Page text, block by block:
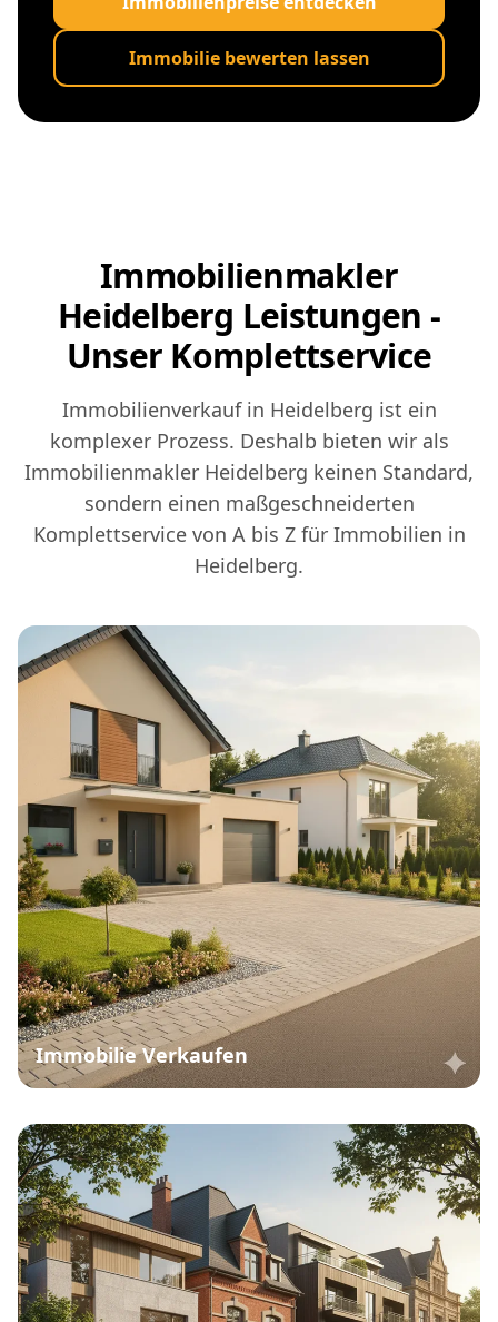
Immobilie bewerten lassen
Immobilienmakler
Heidelberg Leistungen -
Unser Komplettservice
Immobilienverkauf in Heidelberg ist ein
komplexer Prozess. Deshalb bieten wir als
Immobilienmakler Heidelberg keinen Standard,
sondern einen maßgeschneiderten
Komplettservice von A bis Z für Immobilien in
Heidelberg.
Immobilie Verkaufen